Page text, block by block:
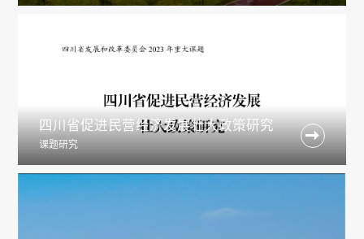
四川省促进民营经济发展壮大政策研究
课题研究
